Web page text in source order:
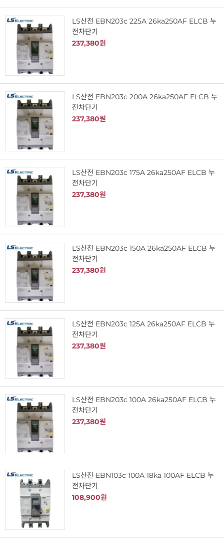
LS산전 EBN203c 225A 26ka250AF ELCB 누
전차단기
237,380원
LS산전 EBN203c 200A 26ka250AF ELCB 누
전차단기
237,380원
LS산전 EBN203c 175A 26ka250AF ELCB 누
전차단기
237,380원
LS산전 EBN203c 150A 26ka250AF ELCB 누
전차단기
237,380원
LS산전 EBN203c 125A 26ka250AF ELCB 누
전차단기
237,380원
LS산전 EBN203c 100A 26ka250AF ELCB 누
전차단기
237,380원
LS산전 EBN103c 100A 18ka 100AF ELCB 누
전차단기
108,900원